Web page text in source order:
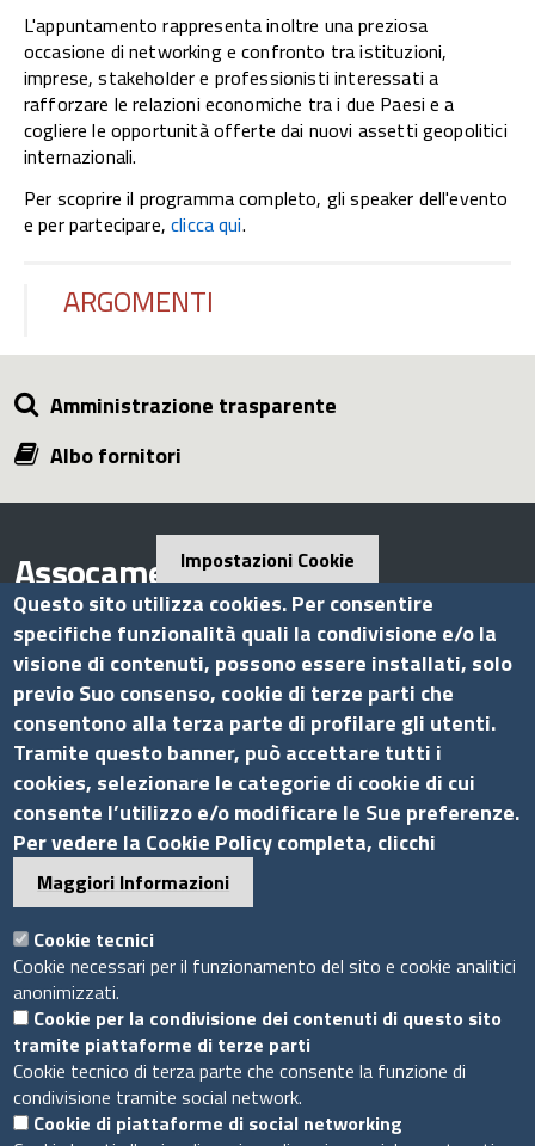
L'appuntamento rappresenta inoltre una preziosa
occasione di networking e confronto tra istituzioni,
imprese, stakeholder e professionisti interessati a
rafforzare le relazioni economiche tra i due Paesi e a
cogliere le opportunità offerte dai nuovi assetti geopolitici
internazionali.
Per scoprire il programma completo, gli speaker dell'evento
e per partecipare,clicca qui.
ARGOMENTI
Amministrazione trasparente
Albo fornitori
Assocamerestero
Contatti
Via G.B. Morgagni, 13 - 00161 Roma
Tel.: +39 06 44231314
P.Iva 01898631005
C.F. 07888290587
Pecinfo.assocamerestero@legalmail.it
info@assocamerestero.it
dpo@assocamerestero.it
Seguici su
Sito web
Impostazioni Cookie
Questo sito utilizza cookies. Per consentire
specifiche funzionalità quali la condivisione e/o la
visione di contenuti, possono essere installati, solo
previo Suo consenso, cookie di terze parti che
consentono alla terza parte di profilare gli utenti.
Tramite questo banner, può accettare tutti i
cookies, selezionare le categorie di cookie di cui
consente l’utilizzo e/o modificare le Sue preferenze.
Per vedere la Cookie Policy completa, clicchi
Maggiori Informazioni
Cookie tecnici
Cookie necessari per il funzionamento del sito e cookie analitici
anonimizzati.
Cookie per la condivisione dei contenuti di questo sito
tramite piattaforme di terze parti
Cookie tecnico di terza parte che consente la funzione di
condivisione tramite social network.
Cookie di piattaforme di social networking